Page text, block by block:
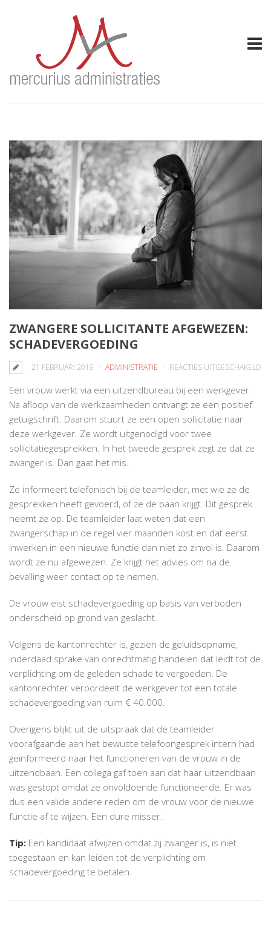
ZWANGERE SOLLICITANTE AFGEWEZEN:
SCHADEVERGOEDING
21 FEBRUARI 2019 ADMINISTRATIE REACTIES UITGESCHAKELD
Een vrouw werkt via een uitzendbureau bij een werkgever.
Na afloop van de werkzaamheden ontvangt ze een positief
getuigschrift. Daarom stuurt ze een open sollicitatie naar
deze werkgever. Ze wordt uitgenodigd voor twee
sollicitatiegesprekken. In het tweede gesprek zegt ze dat ze
zwanger is. Dan gaat het mis.
Ze informeert telefonisch bij de teamleider, met wie ze de
gesprekken heeft gevoerd, of ze de baan krijgt. Dit gesprek
neemt ze op. De teamleider laat weten dat een
zwangerschap in de regel vier maanden kost en dat eerst
inwerken in een nieuwe functie dan niet zo zinvol is. Daarom
wordt ze nu afgewezen. Ze krijgt het advies om na de
bevalling weer contact op te nemen.
De vrouw eist schadevergoeding op basis van verboden
onderscheid op grond van geslacht.
Volgens de kantonrechter is, gezien de geluidsopname,
inderdaad sprake van onrechtmatig handelen dat leidt tot de
verplichting om de geleden schade te vergoeden. De
kantonrechter veroordeelt de werkgever tot een totale
schadevergoeding van ruim € 40.000.
Overigens blijkt uit de uitspraak dat de teamleider
voorafgaande aan het bewuste telefoongesprek intern had
geïnformeerd naar het functioneren van de vrouw in de
uitzendbaan. Een collega gaf toen aan dat haar uitzendbaan
was gestopt omdat ze onvoldoende functioneerde. Er was
dus een valide andere reden om de vrouw voor de nieuwe
functie af te wijzen. Een dure misser.
Tip: Een kandidaat afwijzen omdat zij zwanger is, is niet
toegestaan en kan leiden tot de verplichting om
schadevergoeding te betalen.